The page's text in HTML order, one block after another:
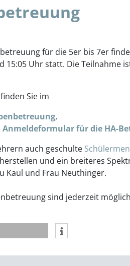
für die 5er bis 7er
15:05 Uhr statt. Die Teilnahme
Sie im
,
Anmeldeformular für die HA-
auch geschulte
und ein breiteres
Kaul und Frau Neuthinger.
sind jederzeit